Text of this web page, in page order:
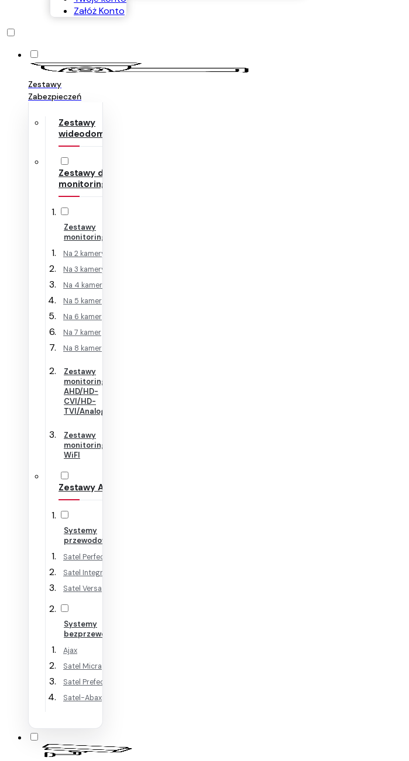
Załóż Konto
Zestawy
Zabezpieczeń
Zestawy
wideodomofonów
Zestawy do
monitoringu
Zestawy
monitoringu IP
Na 2 kamery
Na 3 kamery
Na 4 kamery
Na 5 kamer
Na 6 kamer
Na 7 kamer
Na 8 kamer
Zestawy
monitoringu
AHD/HD-
CVI/HD-
TVI/Analog
Zestawy
monitoringu
WiFI
Zestawy Alarmowe
Systemy
przewodowe
Satel Perfecta
Satel Integra
Satel Versa
Systemy
bezprzewodowe
Ajax
Satel Micra
Satel Prefecta WRL
Satel-Abax